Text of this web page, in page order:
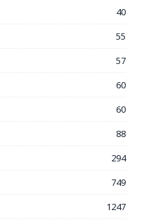
40
55
57
60
60
88
294
749
1247